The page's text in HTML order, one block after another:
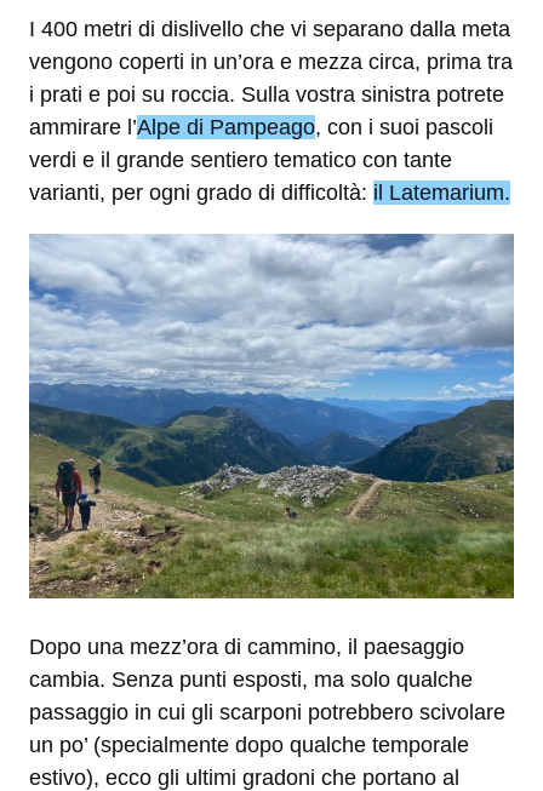
I 400 metri di dislivello che vi separano dalla meta
vengono coperti in un’ora e mezza circa, prima tra
i prati e poi su roccia. Sulla vostra sinistra potrete
ammirare l’Alpe di Pampeago, con i suoi pascoli
verdi e il grande sentiero tematico con tante
varianti, per ogni grado di difficoltà: il Latemarium.
Dopo una mezz’ora di cammino, il paesaggio
cambia. Senza punti esposti, ma solo qualche
passaggio in cui gli scarponi potrebbero scivolare
un po’ (specialmente dopo qualche temporale
estivo), ecco gli ultimi gradoni che portano al